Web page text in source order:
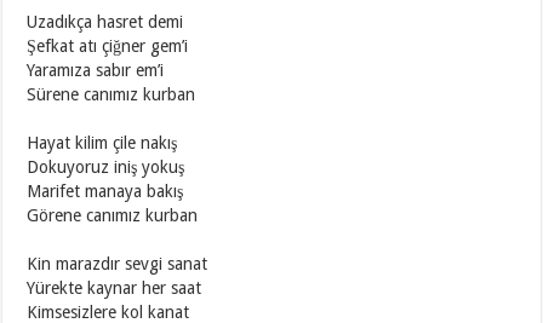
Uzadıkça hasret demi
Şefkat atı çiğner gem’i
Yaramıza sabır em’i
Sürene canımız kurban
Hayat kilim çile nakış
Dokuyoruz iniş yokuş
Marifet manaya bakış
Görene canımız kurban
Kin marazdır sevgi sanat
Yürekte kaynar her saat
Kimsesizlere kol kanat